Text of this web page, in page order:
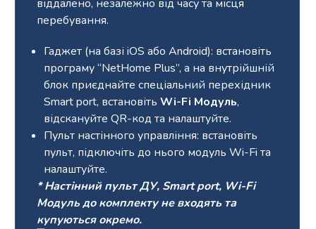
віддалено, незалежно від часу та місця
перебування.
Гаджет (на базі iOS або Android): встановіть
програму “NetHome Plus”, а на внутрійшній
блок приєднайте спеціальний перехідник
Smart port, встановітьWi-Fi Модуль,
відскануйте QR-код та налаштуйте.
Пульт настінного управління: встановіть
пульт, підключіть до нього модуль Wi-Fi та
налаштуйте.
* Настінний пульт ДУ, Smart port, Wi-Fi
Модуль до комплекту не входять та
купуються окремо.